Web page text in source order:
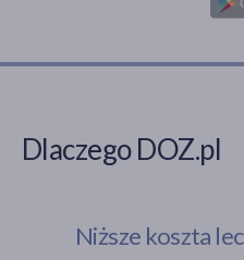
Dlaczego DOZ.pl
Niższe koszta